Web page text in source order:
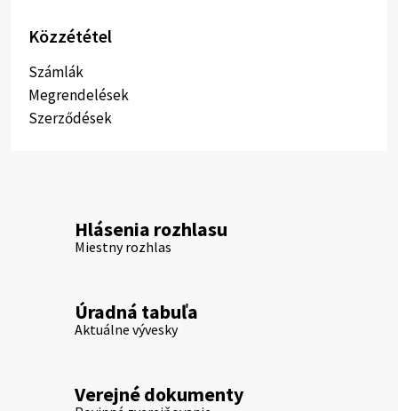
Közzététel
Számlák
Megrendelések
Szerződések
Hlásenia rozhlasu
Miestny rozhlas
Úradná tabuľa
Aktuálne vývesky
Verejné dokumenty